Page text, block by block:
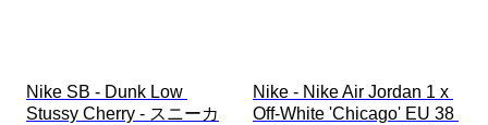
Nike SB - Dunk Low
Stussy Cherry - スニーカ
Nike - Nike Air Jordan 1 x
Off-White 'Chicago' EU 38